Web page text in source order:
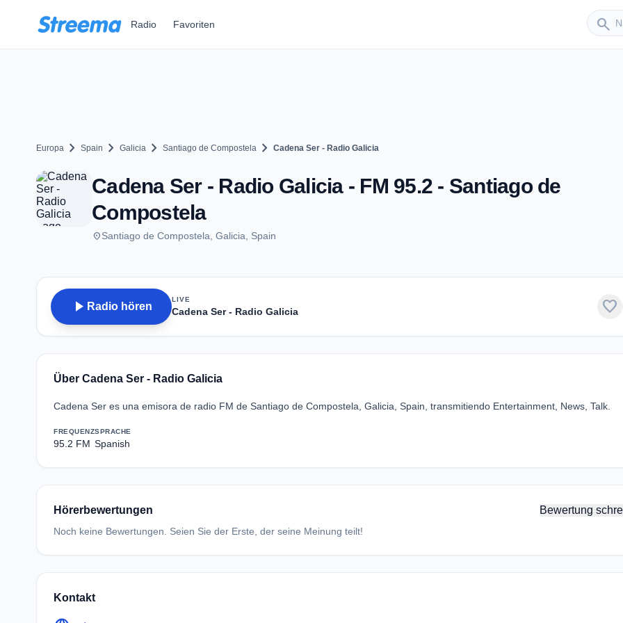
Radio Favoriten search
Europa chevron_right Spain chevron_right Galicia chevron_right Santiago de Compostela chevron_right Cadena Ser - Radio Galicia
Cadena Ser - Radio Galicia - FM 95.2 - Santiago de
Compostela
placeSantiago de Compostela, Galicia, Spain
play_arrow Radio hören
LIVE
Cadena Ser - Radio Galicia favorite
Über Cadena Ser - Radio Galicia
Cadena Ser es una emisora de radio FM de Santiago de Compostela, Galicia, Spain, transmitiendo Entertainment, News, Talk.
FREQUENZ
95.2 FM
SPRACHE
Spanish
Hörerbewertungen Bewertung
Noch keine Bewertungen. Seien Sie der Erste, der seine Meinung teilt!
Kontakt